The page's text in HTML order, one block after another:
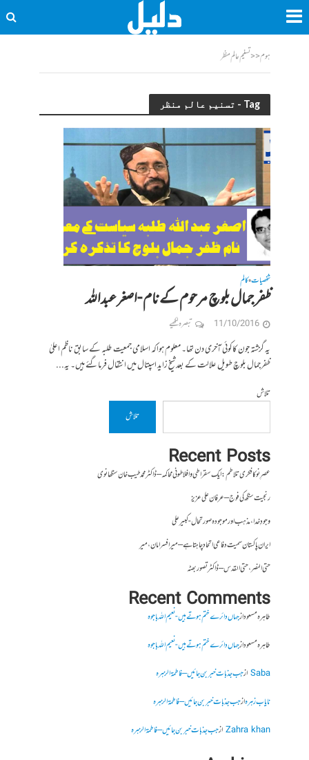
ہوم<<تسنیم عالم منظر
Tag - تسنیم عالم منظر
شخصیات•کالم
ظفر جمال بلوچ مرحوم کے نام -اصغر عبداللہ
11/10/2016 تبصرہ لکھیے
یہ گزشتہ جون کاکوئی آخری دن تھا۔ معلوم ہواکہ اسلامی جمعیت طلبہ کے سابق ناظم اعلیٰ
ظفرجمال بلوچ طویل علالت کے بعد شیخ زاید اسپتال میں انتقال فرماگئے ہیں۔ یہ...
تلاش
تلاش
Recent Posts
عصرِ نو کا فکری تلاطم: ایک سقراطی و افلاطونی محاکمہ – ڈاکٹر محمد طیب خان سنگھانوی
رنجیت سنگھ کی فوج – عرفان علی عزیز
وجودِ خدا، مذہب اور موجودہ صورتحال- کبیر علی
ایران پاکستان سمیت دفاعی اتحاد چاہتا ہے – میر افسر امان،میر
حتی النصر ، حتی القدس – ڈاکٹر تصور بھٹہ
Recent Comments
طاہرہ مسعودازجہاں دائرے ختم ہوتے ہیں- نعیم اللہ باجوہ
طاہرہ مسعودازجہاں دائرے ختم ہوتے ہیں- نعیم اللہ باجوہ
Sabaازجب جذبات خبر بن جائیں – فاطمۃالزہرہ
نایاب زہرہازجب جذبات خبر بن جائیں – فاطمۃالزہرہ
Zahra khanازجب جذبات خبر بن جائیں – فاطمۃالزہرہ